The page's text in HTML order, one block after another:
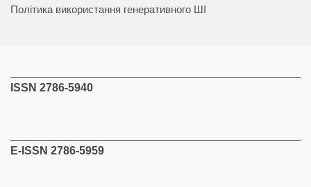
Політика використання генеративного ШІ
ISSN 2786-5940
E-ISSN 2786-5959